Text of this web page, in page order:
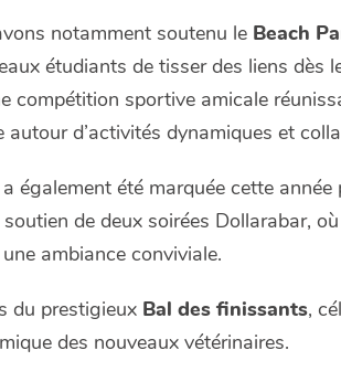
notamment soutenu le Beach
étudiants de tisser des liens dès
compétition sportive amicale
d’activités dynamiques et
a également été marquée cette
de deux soirées Dollarabar,
ambiance conviviale.
du prestigieux Bal des finissants,
des nouveaux vétérinaires.